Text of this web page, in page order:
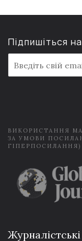
Підпишіться
m
a
ВИКОРИСТАННЯ
ЗА УМОВИ
ГІПЕРПОСИЛАННЯ)